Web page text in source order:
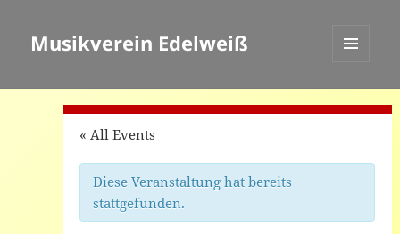
Musikverein Edelweiß
« All Events
Diese Veranstaltung hat bereits
stattgefunden.